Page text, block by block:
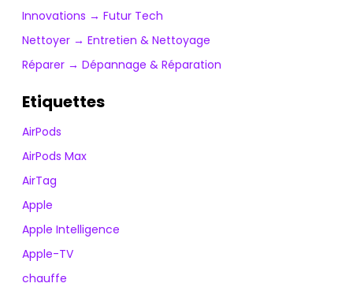
Innovations → Futur Tech
Nettoyer → Entretien & Nettoyage
Réparer → Dépannage & Réparation
Etiquettes
AirPods
AirPods Max
AirTag
Apple
Apple Intelligence
Apple-TV
chauffe